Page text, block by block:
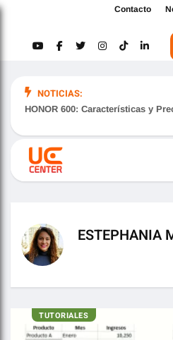
Contacto
NOTICIAS:
HONOR 600: Características y
ESTEPHANIA
TUTORIALES